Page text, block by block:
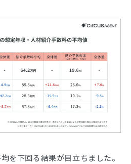
を下回る結果が目立ちました。